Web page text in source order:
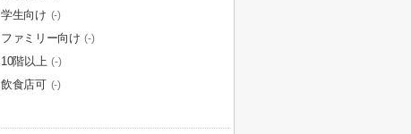
学生向け (-)
ファミリー向け (-)
10階以上 (-)
飲食店可 (-)